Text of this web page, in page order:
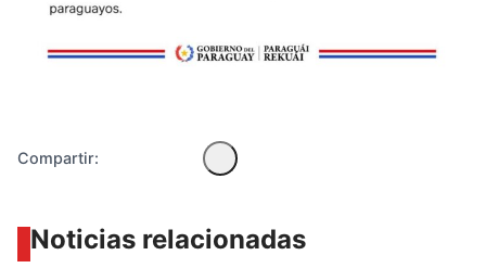
Compartir:
Noticias relacionadas